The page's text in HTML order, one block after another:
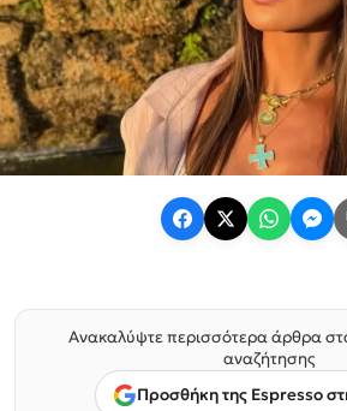
Ανακαλύψτε περισσότερα άρθρα
αναζήτησης
Προσθήκη της Espresso